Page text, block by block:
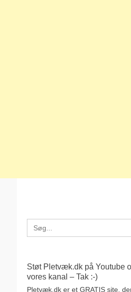
Search
for:
Støt Pletvæk.dk på Youtube
vores kanal – Tak :-)
Pletvæk.dk er et GRATIS site,